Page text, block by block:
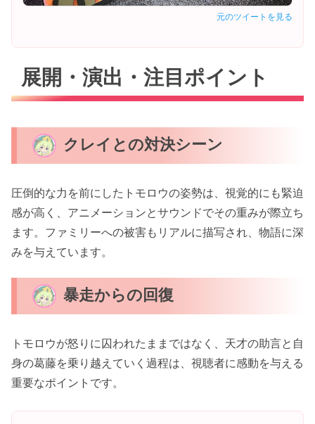
元のツイートを見る
展開・演出・注目ポイント
クレイとの対決シーン
圧倒的な力を前にしたトモロウの姿勢は、視覚的にも緊迫
感が高く、アニメーションとサウンドでその重みが際立ち
ます。ファミリーへの被害もリアルに描写され、物語に深
みを与えています。
暴走からの回復
トモロウが怒りに囚われたままではなく、天才の助言と自
身の葛藤を乗り越えていく過程は、視聴者に感動を与える
重要なポイントです。